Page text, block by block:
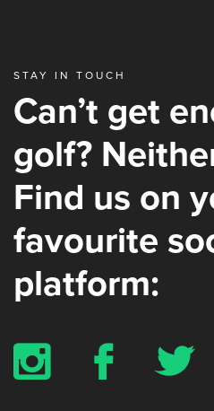
STAY IN TOUCH
Can’t get
golf?
Find us on
favourite
platform:
x b a